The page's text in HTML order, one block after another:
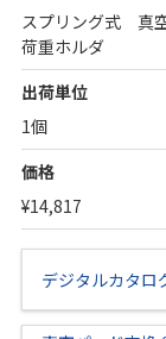
スプリング式 真
荷重ホルダ
出荷単位
1個
価格
¥14,817
デジタルカタロ